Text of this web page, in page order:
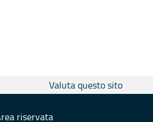
Valuta questo sito
riservata